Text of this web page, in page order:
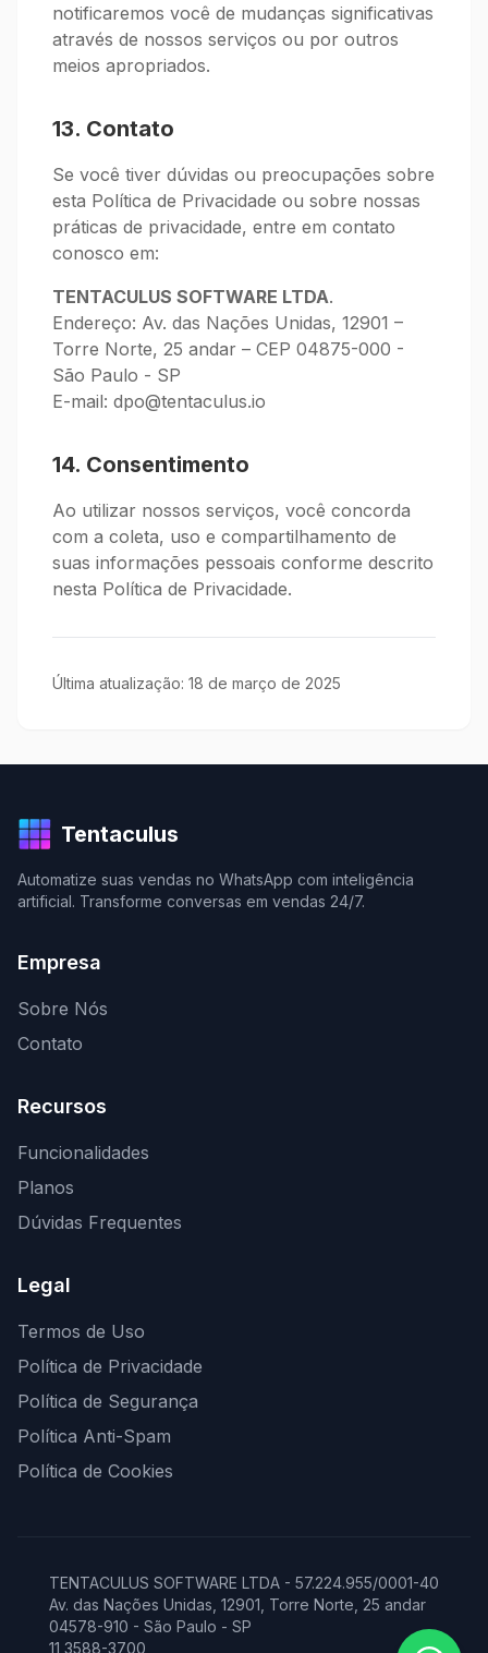
notificaremos você de mudanças significativas
através de nossos serviços ou por outros
meios apropriados.
13. Contato
Se você tiver dúvidas ou preocupações sobre
esta Política de Privacidade ou sobre nossas
práticas de privacidade, entre em contato
conosco em:
TENTACULUS SOFTWARE LTDA.
Endereço: Av. das Nações Unidas, 12901 –
Torre Norte, 25 andar – CEP 04875-000 -
São Paulo - SP
E-mail: dpo@tentaculus.io
14. Consentimento
Ao utilizar nossos serviços, você concorda
com a coleta, uso e compartilhamento de
suas informações pessoais conforme descrito
nesta Política de Privacidade.
Última atualização: 18 de março de 2025
Tentaculus
Automatize suas vendas no WhatsApp com inteligência
artificial. Transforme conversas em vendas 24/7.
Empresa
Sobre Nós
Contato
Recursos
Funcionalidades
Planos
Dúvidas Frequentes
Legal
Termos de Uso
Política de Privacidade
Política de Segurança
Política Anti-Spam
Política de Cookies
TENTACULUS SOFTWARE LTDA - 57.224.955/0001-40
Av. das Nações Unidas, 12901, Torre Norte, 25 andar
04578-910 - São Paulo - SP
11 3588-3700